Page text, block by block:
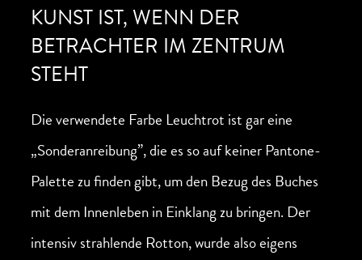
KUNST IST, WENN DER
BETRACHTER IM ZENTRUM
STEHT
Die verwendete Farbe Leuchtrot ist gar eine
„Sonderanreibung”, die es so auf keiner Pantone-
Palette zu finden gibt, um den Bezug des Buches
mit dem Innenleben in Einklang zu bringen. Der
intensiv strahlende Rotton, wurde also eigens